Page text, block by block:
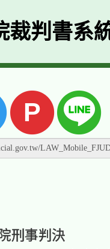
裁判書系
P
刑事判決